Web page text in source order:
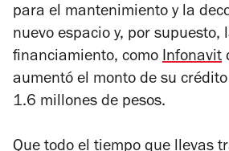
para el mantenimiento y la
nuevo espacio y, por supuesto,
financiamiento, como Infonavit
aumentó el monto de su
1.6 millones de pesos.